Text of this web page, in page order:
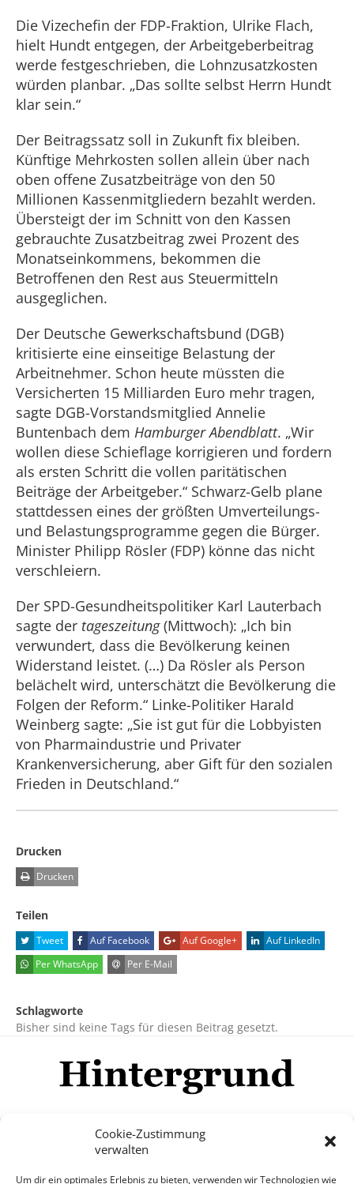
Cookie-Zustimmung
verwalten
Um dir ein optimales Erlebnis zu bieten, verwenden wir Technologien wie
Die Vizechefin der FDP-Fraktion, Ulrike Flach,
hielt Hundt entgegen, der Arbeitgeberbeitrag
werde festgeschrieben, die Lohnzusatzkosten
würden planbar. „Das sollte selbst Herrn Hundt
klar sein.“
Der Beitragssatz soll in Zukunft fix bleiben.
Künftige Mehrkosten sollen allein über nach
oben offene Zusatzbeiträge von den 50
Millionen Kassenmitgliedern bezahlt werden.
Übersteigt der im Schnitt von den Kassen
gebrauchte Zusatzbeitrag zwei Prozent des
Monatseinkommens, bekommen die
Betroffenen den Rest aus Steuermitteln
ausgeglichen.
Der Deutsche Gewerkschaftsbund (DGB)
kritisierte eine einseitige Belastung der
Arbeitnehmer. Schon heute müssten die
Versicherten 15 Milliarden Euro mehr tragen,
sagte DGB-Vorstandsmitglied Annelie
Buntenbach dem Hamburger Abendblatt. „Wir
wollen diese Schieflage korrigieren und fordern
als ersten Schritt die vollen paritätischen
Beiträge der Arbeitgeber.“ Schwarz-Gelb plane
stattdessen eines der größten Umverteilungs-
und Belastungsprogramme gegen die Bürger.
Minister Philipp Rösler (FDP) könne das nicht
verschleiern.
Der SPD-Gesundheitspolitiker Karl Lauterbach
sagte der tageszeitung(Mittwoch): „Ich bin
verwundert, dass die Bevölkerung keinen
Widerstand leistet. (…) Da Rösler als Person
belächelt wird, unterschätzt die Bevölkerung die
Folgen der Reform.“ Linke-Politiker Harald
Weinberg sagte: „Sie ist gut für die Lobbyisten
von Pharmaindustrie und Privater
Krankenversicherung, aber Gift für den sozialen
Frieden in Deutschland.“
Drucken
Drucken
Teilen
Tweet Auf Facebook Auf Google+
Auf LinkedIn
Per WhatsApp
Per E-Mail
Schlagworte
Bisher sind keine Tags für diesen Beitrag gesetzt.